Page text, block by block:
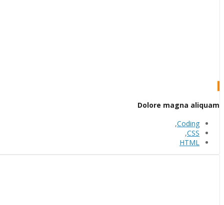
Dolore magna aliquam
Coding
,
CSS
,
HTML